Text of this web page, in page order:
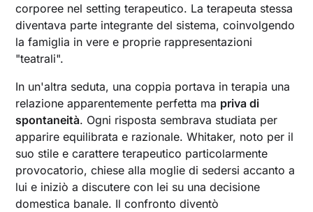
corporee nel setting terapeutico. La terapeuta stessa
diventava parte integrante del sistema, coinvolgendo
la famiglia in vere e proprie rappresentazioni
"teatrali".
In un'altra seduta, una coppia portava in terapia una
relazione apparentemente perfetta ma priva di
spontaneità. Ogni risposta sembrava studiata per
apparire equilibrata e razionale. Whitaker, noto per il
suo stile e carattere terapeutico particolarmente
provocatorio, chiese alla moglie di sedersi accanto a
lui e iniziò a discutere con lei su una decisione
domestica banale. Il confronto diventò